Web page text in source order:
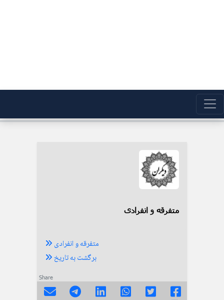
متفرقه و انفرادی
متفرقه و انفرادی
برگشت به تاریخ
Share